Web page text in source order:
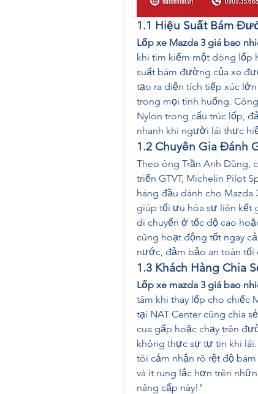
1.1 Hiệu Suất Bám
Lốp xe Mazda 3 giá bao
khi tìm kiếm một dòng lốp
suất bám đường của xe
tạo ra diện tích tiếp xúc
trong mọi tình huống.
Nylon trong cấu trúc lốp,
nhanh khi người lái thực
1.2 Chuyên Gia Đánh
Theo ông Trần Anh Dũng,
triển GTVT, Michelin Pilot
hàng đầu dành cho Mazda
giúp tối ưu hóa sự liên kết
di chuyển ở tốc độ cao
cũng hoạt động tốt ngay
nước, đảm bảo an toàn
1.3 Khách Hàng Chia
Lốp xe mazda 3 giá bao
tâm khi thay lốp cho chiếc
tại NAT Center cũng chia
cua gấp hoặc chạy trên
không thực sự tự tin khi lái.
tôi cảm nhận rõ rệt độ
và ít rung lắc hơn trên
nâng cấp này!"